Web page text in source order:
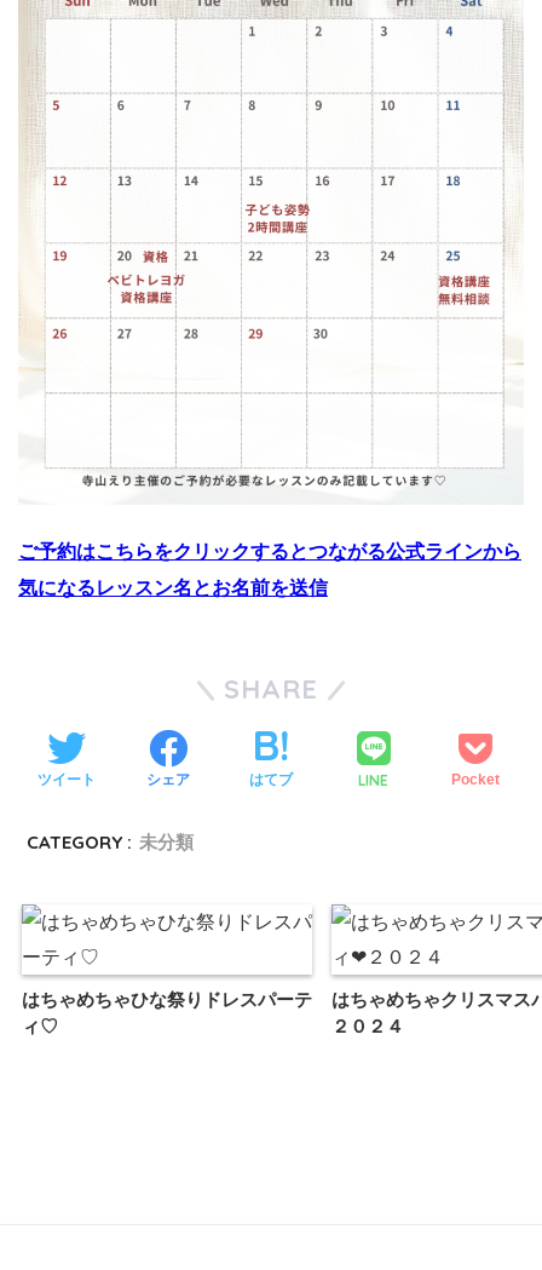
ご予約はこちらをクリックするとつながる公式ラインから
気になるレッスン名とお名前を送信
SHARE
ツイート シェア はてブ LINE Pocket
CATEGORY : 未分類
はちゃめちゃひな祭りドレスパーテ
ィ♡
はちゃめちゃクリスマス
２０２４